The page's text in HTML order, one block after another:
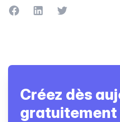
Partager sur Facebook
Partager sur LinkedIn
Partager sur
Créez dès
gratuitement